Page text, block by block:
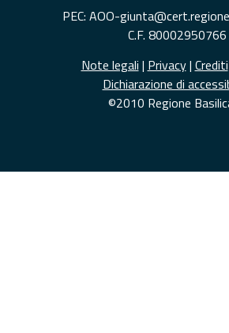
PEC: AOO-
C.F. 80002950766
Note legali | Privacy| Crediti
Dichiarazione di
©2010 Regione